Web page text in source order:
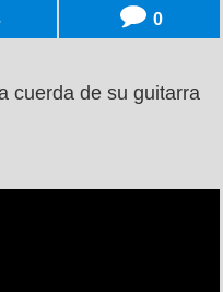
0
cuerda de su guitarra